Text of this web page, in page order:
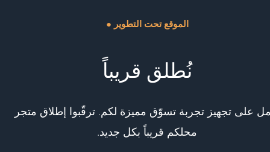
● الموقع تحت التطوير
نُطلق قريباً
على تجهيز تجربة تسوّق مميزة لكم. ترقّبوا إطلاق متجر
محلكم قريباً بكل جديد.